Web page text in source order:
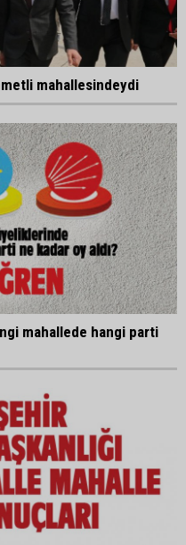
mahallesindeydi
mahallede hangi parti